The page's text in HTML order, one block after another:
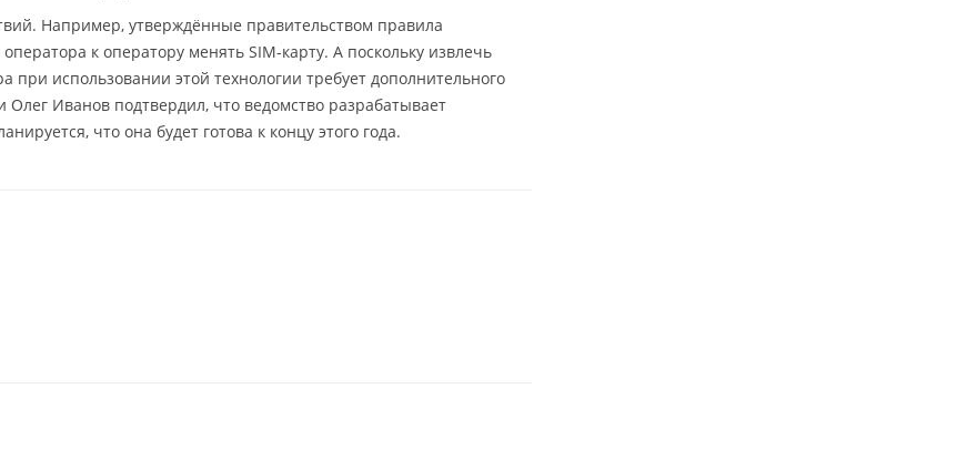
Например, утверждённые правительством правила
к оператору менять SIM-карту. А поскольку извлечь
при использовании этой технологии требует дополнительного
Иванов подтвердил, что ведомство разрабатывает
что она будет готова к концу этого года.